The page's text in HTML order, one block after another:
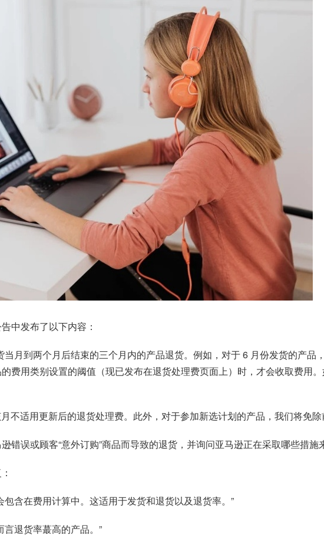
中发布了以下内容：
月到两个月后结束的三个月内的产品退货。例如，对于 6 月份发货的产
费用类别设置的阈值（现已发布在退货处理费页面上）时，才会收取费用
不适用更新后的退货处理费。此外，对于参加新选计划的产品，我们将免
错误或顾客“意外订购”商品而导致的退货，并询问亚马逊正在采取哪些措施
含在费用计算中。这适用于发货和退货以及退货率。”
退货率蕞高的产品。”